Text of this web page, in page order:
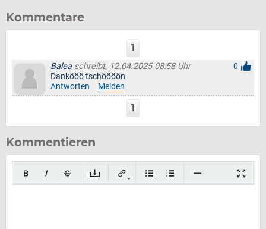
Kommentare
1
Balea schreibt, 12.04.2025 08:58 Uhr
0
Dankööö tschöööön
Antworten
Melden
1
Kommentieren